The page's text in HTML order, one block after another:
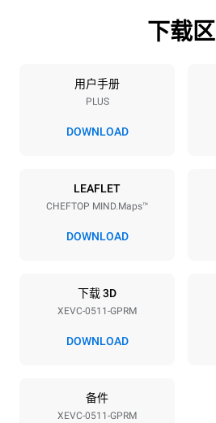
烤盘规格
5
烤盘间距
220-240V 1N~
插头类型
F型插头 | ✓
电力能耗（kWh）
下载区
用户手册
PLUS
DOWNLOAD
LEAFLET
CHEFTOP MIND.Maps™
DOWNLOAD
下载 3D
XEVC-0511-GPRM
DOWNLOAD
备件
XEVC-0511-GPRM